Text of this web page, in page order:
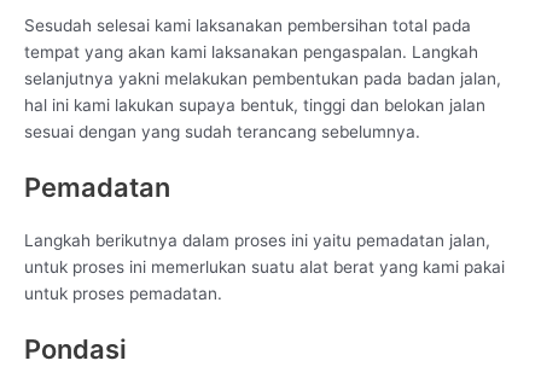
Sesudah selesai kami laksanakan pembersihan total pada
tempat yang akan kami laksanakan pengaspalan. Langkah
selanjutnya yakni melakukan pembentukan pada badan jalan,
hal ini kami lakukan supaya bentuk, tinggi dan belokan jalan
sesuai dengan yang sudah terancang sebelumnya.
Pemadatan
Langkah berikutnya dalam proses ini yaitu pemadatan jalan,
untuk proses ini memerlukan suatu alat berat yang kami pakai
untuk proses pemadatan.
Pondasi